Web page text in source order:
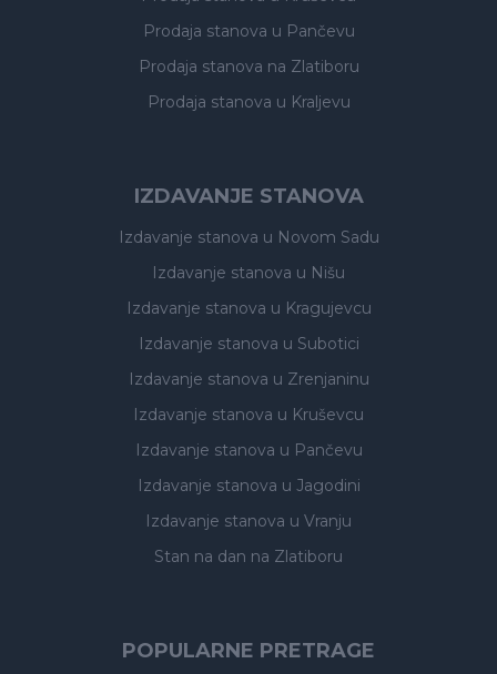
Prodaja stanova u Pančevu
Prodaja stanova na Zlatiboru
Prodaja stanova u Kraljevu
IZDAVANJE STANOVA
Izdavanje stanova u Novom Sadu
Izdavanje stanova u Nišu
Izdavanje stanova u Kragujevcu
Izdavanje stanova u Subotici
Izdavanje stanova u Zrenjaninu
Izdavanje stanova u Kruševcu
Izdavanje stanova u Pančevu
Izdavanje stanova u Jagodini
Izdavanje stanova u Vranju
Stan na dan na Zlatiboru
POPULARNE PRETRAGE